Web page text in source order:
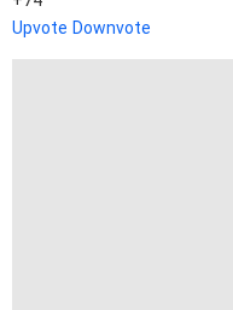
Upvote Downvote